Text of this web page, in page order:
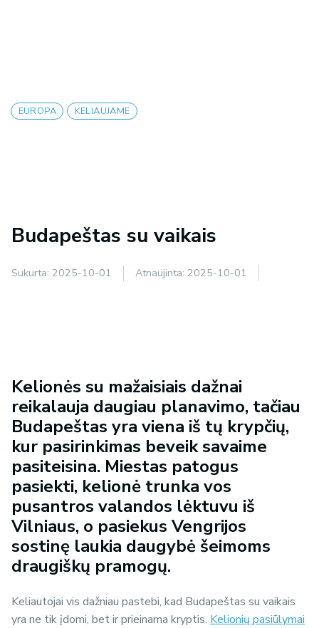
EUROPA KELIAUJAME
Budapeštas su vaikais
Sukurta: 2025-10-01 Atnaujinta: 2025-10-01
Kelionės su mažaisiais dažnai
reikalauja daugiau planavimo, tačiau
Budapeštas yra viena iš tų krypčių,
kur pasirinkimas beveik savaime
pasiteisina. Miestas patogus
pasiekti, kelionė trunka vos
pusantros valandos lėktuvu iš
Vilniaus, o pasiekus Vengrijos
sostinę laukia daugybė šeimoms
draugiškų pramogų.
Keliautojai vis dažniau pastebi, kad Budapeštas su vaikais
yra ne tik įdomi, bet ir prieinama kryptis. Kelionių pasiūlymai